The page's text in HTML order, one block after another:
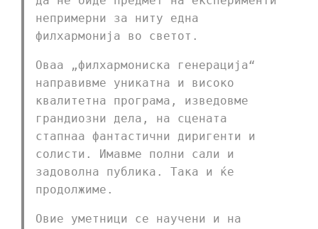
непримерни за ниту една
филхармонија во светот.
Оваа „филхармониска генерација“
направивме уникатна и високо
квалитетна програма, изведовме
грандиозни дела, на сцената
стапнаа фантастични диригенти и
солисти. Имавме полни сали и
задоволна публика. Така и ќе
продолжиме.
Овие уметници се научени и на